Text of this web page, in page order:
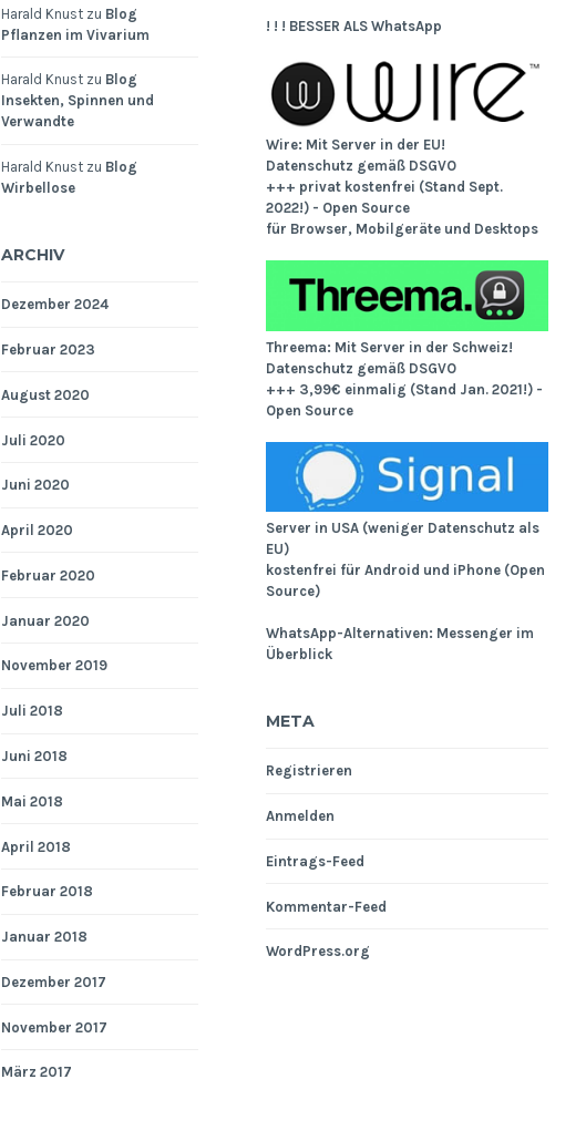
Harald Knustzu Blog
Pflanzen im Vivarium
Harald Knustzu Blog
Insekten, Spinnen und
Verwandte
Harald Knustzu Blog
Wirbellose
ARCHIV
Dezember 2024
Februar 2023
August 2020
Juli 2020
Juni 2020
April 2020
Februar 2020
Januar 2020
November 2019
Juli 2018
Juni 2018
Mai 2018
April 2018
Februar 2018
Januar 2018
Dezember 2017
November 2017
März 2017
! ! ! BESSER ALS WhatsApp
Wire: Mit Server in der EU!
Datenschutz gemäß DSGVO
+++ privat kostenfrei (Stand Sept.
2022!) - Open Source
für Browser, Mobilgeräte und Desktops
Threema: Mit Server in der Schweiz!
Datenschutz gemäß DSGVO
+++ 3,99€ einmalig (Stand Jan. 2021!) -
Open Source
Server in USA (weniger Datenschutz als
EU)
kostenfrei für Android und iPhone (Open
Source)
WhatsApp-Alternativen: Messenger im
Überblick
META
Registrieren
Anmelden
Eintrags-Feed
Kommentar-Feed
WordPress.org